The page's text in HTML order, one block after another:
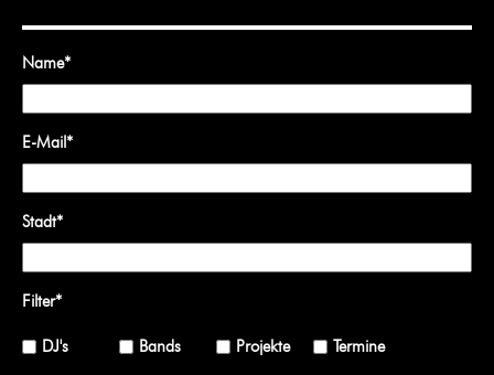
Name*
E-Mail*
Stadt*
Filter*
DJ's Bands Projekte Termine